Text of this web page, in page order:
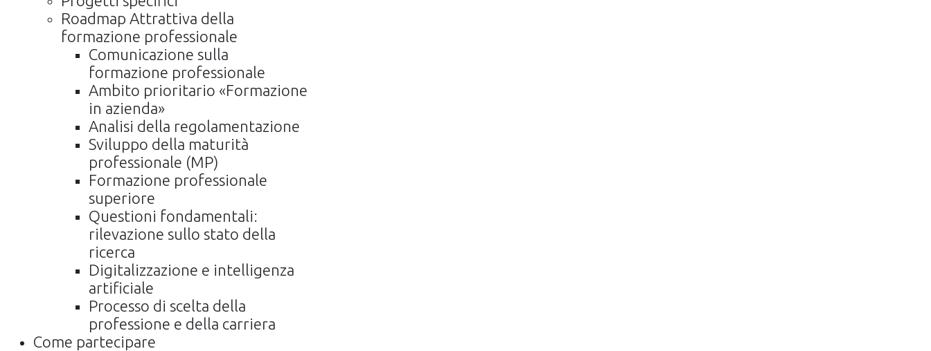
Roadmap Attrattiva della
formazione professionale
Comunicazione sulla
formazione professionale
Ambito prioritario «Formazione
in azienda»
Analisi della regolamentazione
Sviluppo della maturità
professionale (MP)
Formazione professionale
superiore
Questioni fondamentali:
rilevazione sullo stato della
ricerca
Digitalizzazione e intelligenza
artificiale
Processo di scelta della
professione e della carriera
Come partecipare